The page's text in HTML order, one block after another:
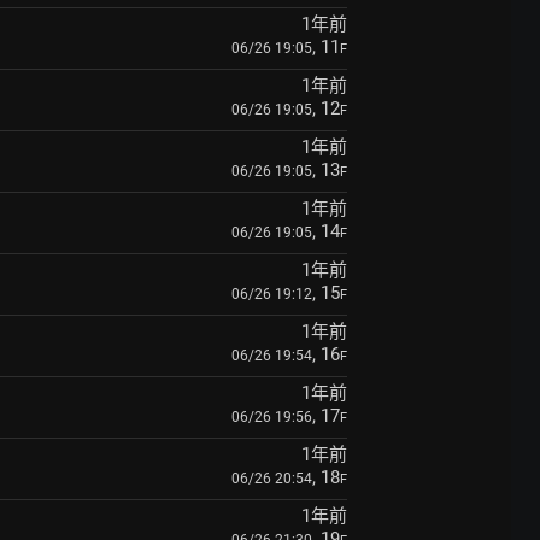
1年前
06/26 19:05, 11 F
1年前
06/26 19:05, 12F
1年前
06/26 19:05, 13F
1年前
06/26 19:05, 14F
1年前
06/26 19:12, 15F
1年前
06/26 19:54, 16F
1年前
06/26 19:56, 17F
1年前
06/26 20:54, 18F
1年前